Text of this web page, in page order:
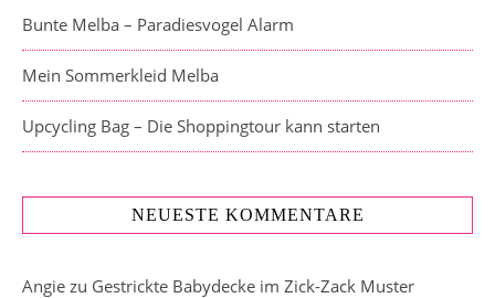
Bunte Melba – Paradiesvogel Alarm
Mein Sommerkleid Melba
Upcycling Bag – Die Shoppingtour kann starten
NEUESTE KOMMENTARE
Angie zu Gestrickte Babydecke im Zick-Zack Muster